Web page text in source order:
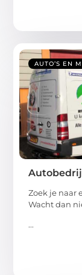
AUTO’S EN
Zoek je naar
Wacht dan
...